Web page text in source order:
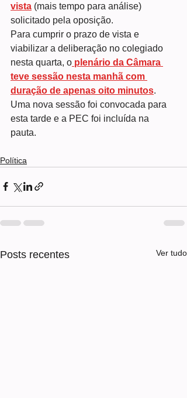
vista (mais tempo para análise)
solicitado pela oposição.
Para cumprir o prazo de vista e
viabilizar a deliberação no colegiado
nesta quarta, o plenário da Câmara
teve sessão nesta manhã com
duração de apenas oito minutos.
Uma nova sessão foi convocada para
esta tarde e a PEC foi incluída na
pauta.
Política
Posts recentes Ver tudo